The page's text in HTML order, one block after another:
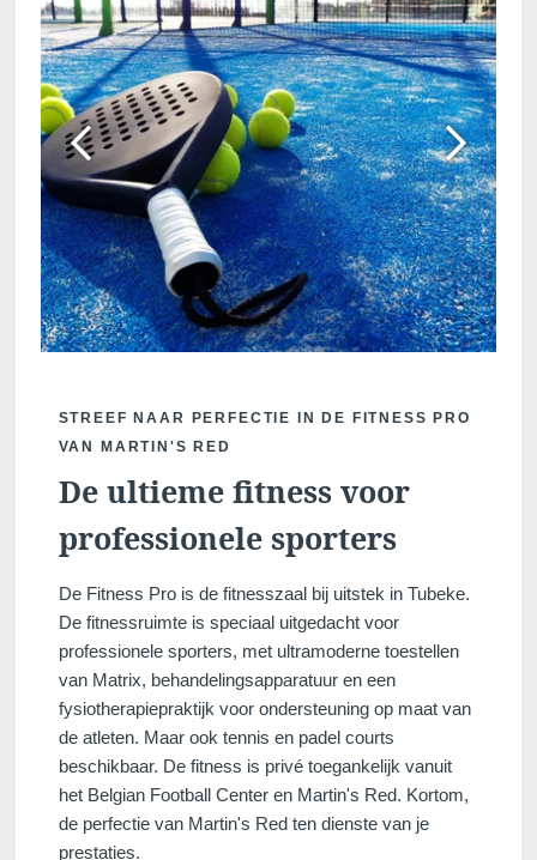
STREEF NAAR PERFECTIE IN DE FITNESS PRO
VAN MARTIN'S RED
De ultieme fitness voor
professionele sporters
De Fitness Pro is de fitnesszaal bij uitstek in Tubeke.
De fitnessruimte is speciaal uitgedacht voor
professionele sporters, met ultramoderne toestellen
van Matrix, behandelingsapparatuur en een
fysiotherapiepraktijk voor ondersteuning op maat van
de atleten. Maar ook tennis en padel courts
beschikbaar. De fitness is privé toegankelijk vanuit
het Belgian Football Center en Martin's Red. Kortom,
de perfectie van Martin's Red ten dienste van je
prestaties.